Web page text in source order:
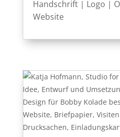
Handschrift| Logo |
Website